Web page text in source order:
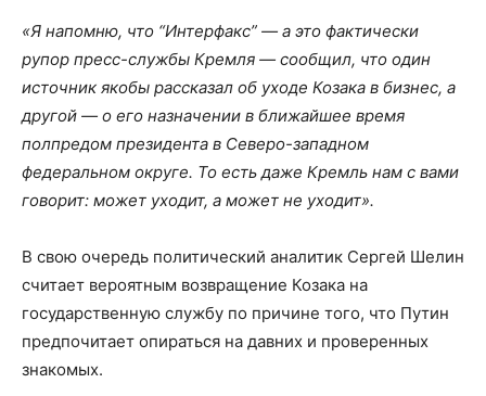
«Я напомню, что “Интерфакс” — а это фактически
рупор пресс-службы Кремля — сообщил, что один
источник якобы рассказал об уходе Козака в бизнес, а
другой — о его назначении в ближайшее время
полпредом президента в Северо-западном
федеральном округе. То есть даже Кремль нам с вами
говорит: может уходит, а может не уходит».
В свою очередь политический аналитик Сергей Шелин
считает вероятным возвращение Козака на
государственную службу по причине того, что Путин
предпочитает опираться на давних и проверенных
знакомых.